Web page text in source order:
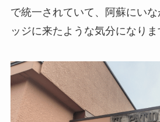
で統一されていて、阿蘇にい
ッジに来たような気分になりま